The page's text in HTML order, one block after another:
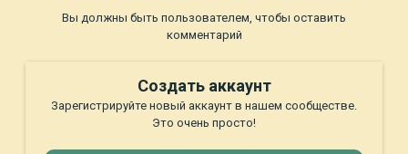
Вы должны быть пользователем, чтобы оставить
комментарий
Создать аккаунт
Зарегистрируйте новый аккаунт в нашем сообществе.
Это очень просто!